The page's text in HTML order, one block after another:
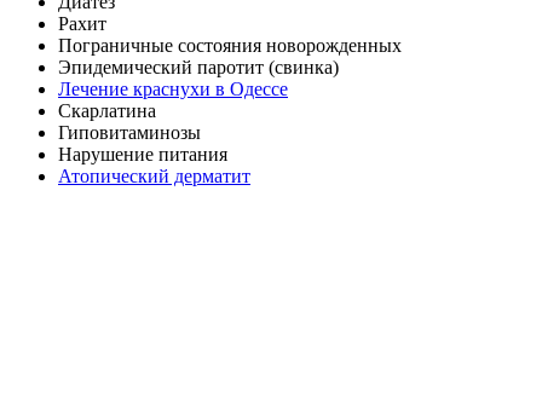
Рахит
Пограничные состояния новорожденных
Эпидемический паротит (свинка)
Лечение краснухи в Одессе
Скарлатина
Гиповитаминозы
Нарушение питания
Атопический дерматит